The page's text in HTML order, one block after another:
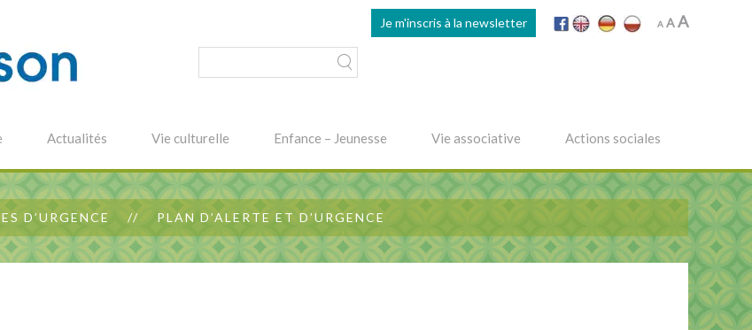
Je m'inscris à la newsletter A Decrease
A Reset
AIncrease
Actualités Vie culturelle Enfance – Jeunesse Vie associative Actions sociales
D’URGENCE PLAN D’ALERTE ET D’URGENCE